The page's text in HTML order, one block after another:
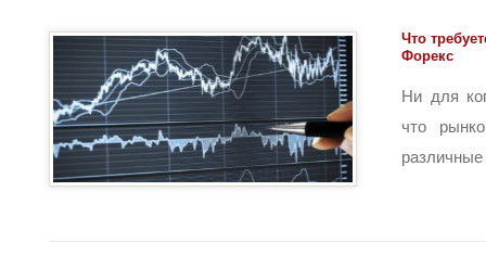
Что
Форекс
Ни для
что